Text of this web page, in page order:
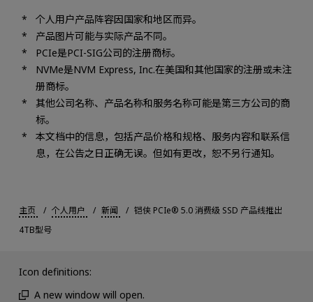
个人用户产品阵容因国家和地区而异。
产品图片可能与实际产品不同。
PCIe是PCI-SIG公司的注册商标。
NVMe是NVM Express, Inc.在美国和其他国家的注册或未注
册商标。
其他公司名称、产品名称和服务名称可能是第三方公司的商
标。
本文档中的信息，包括产品价格和规格、服务内容和联系信
息，在公告之日正确无误。但如有更改，恕不另行通知。
主页 个人用户 新闻
铠侠 PCIe® 5.0 消费级 SSD 产品线推出
4TB型号
Icon definitions:
A new window will open.